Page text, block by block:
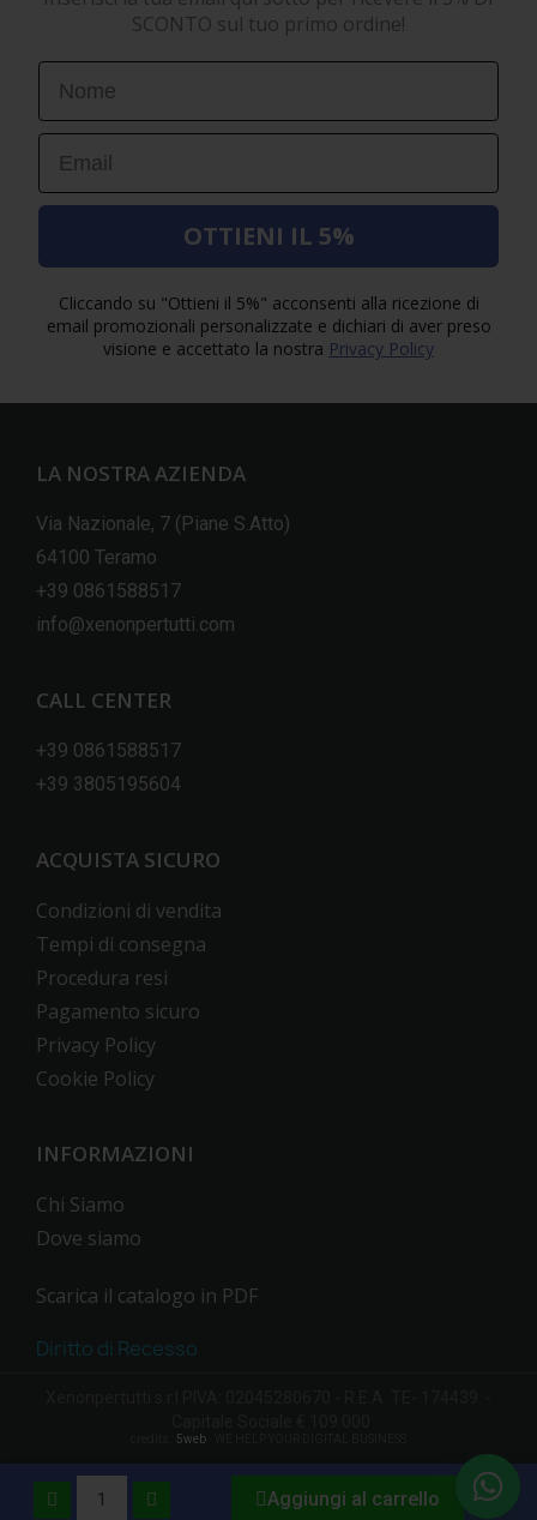
Aggiungi al carrello
SCONTO sul tuo primo ordine!
First Name
Email
OTTIENI IL 5%
Cliccando su "Ottieni il 5%" acconsenti alla ricezione di
email promozionali personalizzate e dichiari di aver preso
visione e accettato la nostra Privacy Policy
LA NOSTRA AZIENDA
Via Nazionale, 7 (Piane S.Atto)
64100 Teramo
+39 0861588517
info@xenonpertutti.com
CALL CENTER
+39 0861588517
+39 3805195604
ACQUISTA SICURO
Condizioni di vendita
Tempi di consegna
Procedura resi
Pagamento sicuro
Privacy Policy
Cookie Policy
INFORMAZIONI
Chi Siamo
Dove siamo
Scarica il catalogo in PDF
Diritto di Recesso
5web